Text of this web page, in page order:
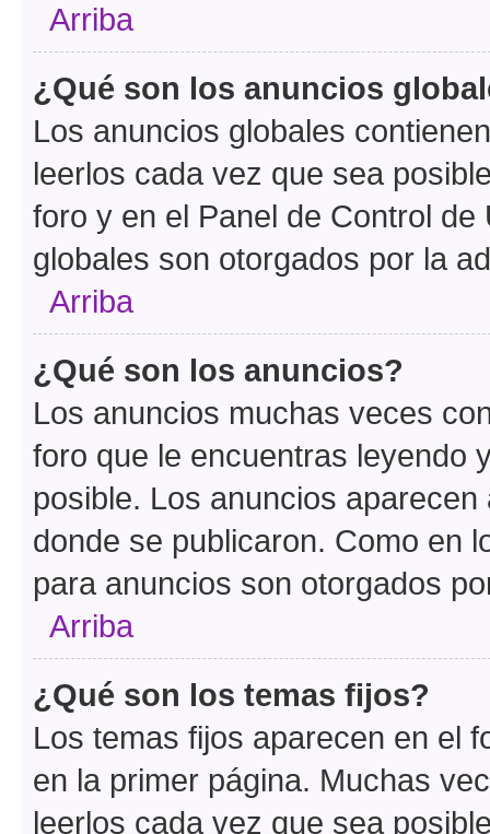
Arriba
¿Qué son los anuncios
Los anuncios globales
leerlos cada vez que sea
foro y en el Panel de Control
globales son otorgados por la
Arriba
¿Qué son los anuncios?
Los anuncios muchas veces
foro que le encuentras leyendo
posible. Los anuncios
donde se publicaron. Como en
para anuncios son otorgados
Arriba
¿Qué son los temas fijos?
Los temas fijos aparecen en el
en la primer página. Muchas
leerlos cada vez que sea